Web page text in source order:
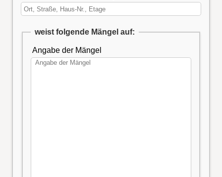
weist folgende Mängel auf:
Angabe der Mängel